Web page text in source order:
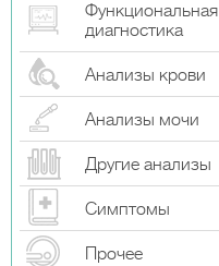
Функциональная
диагностика
Анализы крови
Анализы мочи
Другие анализы
Симптомы
Прочeе